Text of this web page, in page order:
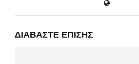
ΔΙΑΒΆΣΤΕ ΕΠΊΣΗΣ